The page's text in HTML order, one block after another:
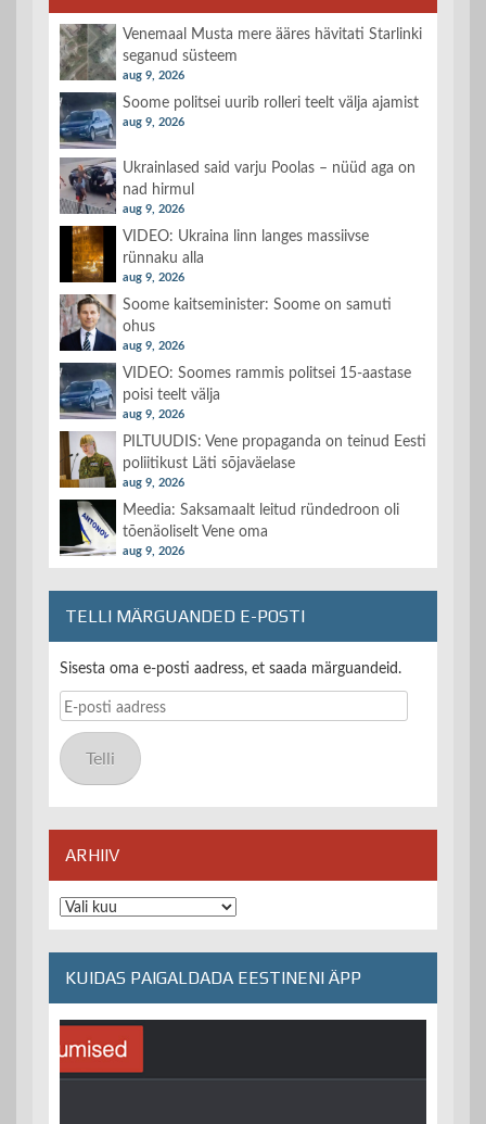
Venemaal Musta mere ääres hävitati Starlinki
seganud süsteem
aug 9, 2026
Soome politsei uurib rolleri teelt välja ajamist
aug 9, 2026
Ukrainlased said varju Poolas – nüüd aga on
nad hirmul
aug 9, 2026
VIDEO: Ukraina linn langes massiivse
rünnaku alla
aug 9, 2026
Soome kaitseminister: Soome on samuti
ohus
aug 9, 2026
VIDEO: Soomes rammis politsei 15-aastase
poisi teelt välja
aug 9, 2026
PILTUUDIS: Vene propaganda on teinud Eesti
poliitikust Läti sõjaväelase
aug 9, 2026
Meedia: Saksamaalt leitud ründedroon oli
tõenäoliselt Vene oma
aug 9, 2026
TELLI MÄRGUANDED E-POSTI
Sisesta oma e-posti aadress, et saada märguandeid.
E-
posti
aadress
Telli
ARHIIV
Arhiiv
KUIDAS PAIGALDADA EESTINENI ÄPP